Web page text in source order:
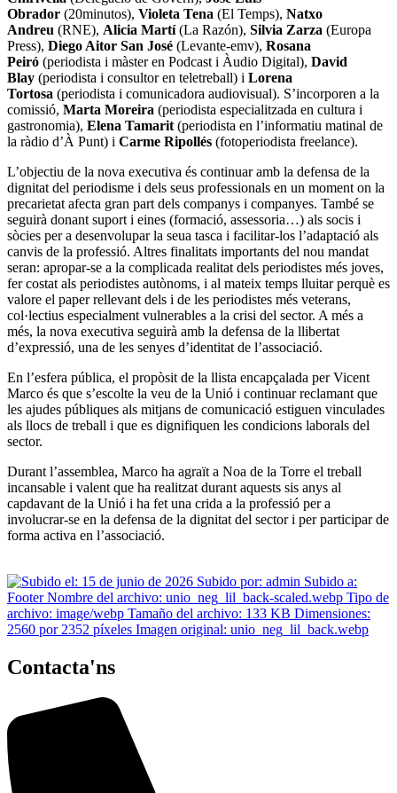
Obrador (20minutos), Violeta Tena (El Temps), Natxo
Andreu (RNE), Alicia Martí(La Razón), Silvia Zarza (Europa
Press), Diego Aitor San José (Levante-emv), Rosana
Peiró (periodista i màster en Podcast i Àudio Digital), David
Blay (periodista i consultor en teletreball) i Lorena
Tortosa (periodista i comunicadora audiovisual). S’incorporen a la
comissió, Marta Moreira (periodista especialitzada en cultura i
gastronomia), Elena Tamarit (periodista en l’informatiu matinal de
la ràdio d’À Punt) i Carme Ripollés (fotoperiodista freelance).
L’objectiu de la nova executiva és continuar amb la defensa de la
dignitat del periodisme i dels seus professionals en un moment on la
precarietat afecta gran part dels companys i companyes. També se
seguirà donant suport i eines (formació, assessoria…) als socis i
sòcies per a desenvolupar la seua tasca i facilitar-los l’adaptació als
canvis de la professió. Altres finalitats importants del nou mandat
seran: apropar-se a la complicada realitat dels periodistes més joves,
fer costat als periodistes autònoms, i al mateix temps lluitar perquè es
valore el paper rellevant dels i de les periodistes més veterans,
col·lectius especialment vulnerables a la crisi del sector. A més a
més, la nova executiva seguirà amb la defensa de la llibertat
d’expressió, una de les senyes d’identitat de l’associació.
En l’esfera pública, el propòsit de la llista encapçalada per Vicent
Marco és que s’escolte la veu de la Unió i continuar reclamant que
les ajudes públiques als mitjans de comunicació estiguen vinculades
als llocs de treball i que es dignifiquen les condicions laborals del
sector.
Durant l’assemblea, Marco ha agraït a Noa de la Torre el treball
incansable i valent que ha realitzat durant aquests sis anys al
capdavant de la Unió i ha fet una crida a la professió per a
involucrar-se en la defensa de la dignitat del sector i per participar de
forma activa en l’associació.
Contacta'ns